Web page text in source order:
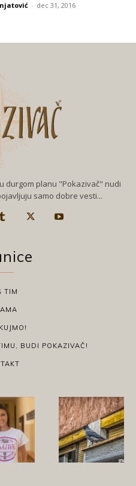
- dec 31, 2016
durgom planu "Pokazivač" nudi
samo dobre vesti...
TIM
BUDI POKAZIVAČ!